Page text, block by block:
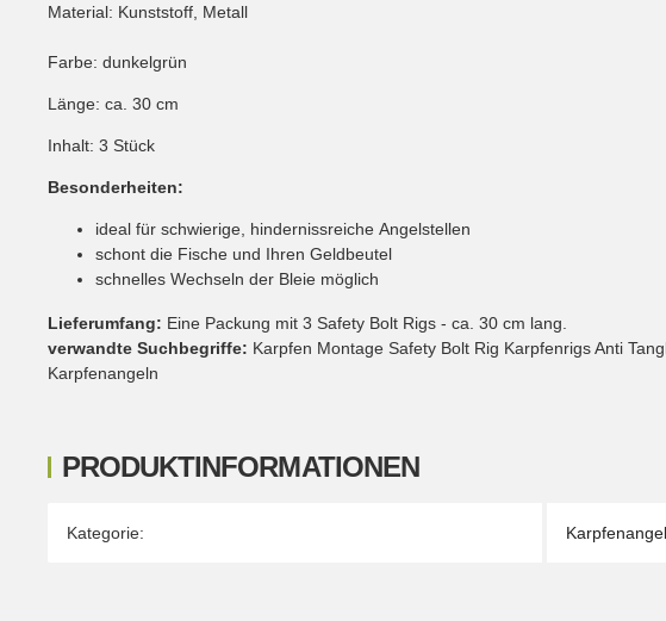
PRODUKTINFORMATIONEN
Produkteigenschaft
Wert
Kategorie:
Material: Kunststoff, Metall
Farbe: dunkelgrün
Länge: ca. 30 cm
Inhalt: 3 Stück
Besonderheiten:
ideal für schwierige, hindernissreiche Angelstellen
schont die Fische und Ihren Geldbeutel
schnelles Wechseln der Bleie möglich
Lieferumfang: Eine Packung mit 3 Safety Bolt Rigs - ca. 30 cm lang.
verwandte Suchbegriffe: Karpfen Montage Safety Bolt Rig Karpfenrigs Anti
Karpfenangeln